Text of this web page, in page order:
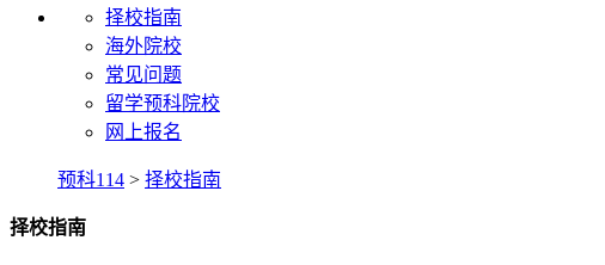
择校指南
海外院校
常见问题
留学预科院校
网上报名
预科114 > 择校指南
择校指南